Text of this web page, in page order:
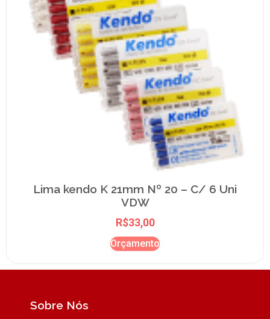
Lima kendo K 21mm Nº 20 – C/ 6 Uni
VDW
R$33,00
Orçamento
Sobre Nós